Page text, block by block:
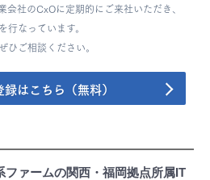
社のCxOに定期的にご来社いただき、
なっています。
ひご相談ください。
はこちら（無料）
ファームの関西・福岡拠点所属IT